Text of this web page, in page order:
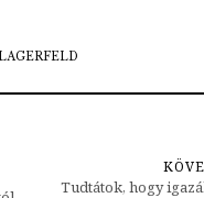
Tudtátok, hogy